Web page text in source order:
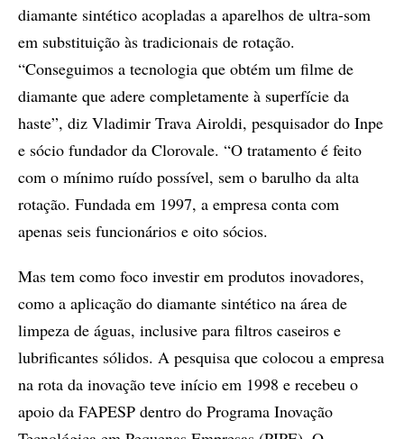
diamante sintético acopladas a aparelhos de ultra-som
em substituição às tradicionais de rotação.
“Conseguimos a tecnologia que obtém um filme de
diamante que adere completamente à superfície da
haste”, diz Vladimir Trava Airoldi, pesquisador do Inpe
e sócio fundador da Clorovale. “O tratamento é feito
com o mínimo ruído possível, sem o barulho da alta
rotação. Fundada em 1997, a empresa conta com
apenas seis funcionários e oito sócios.
Mas tem como foco investir em produtos inovadores,
como a aplicação do diamante sintético na área de
limpeza de águas, inclusive para filtros caseiros e
lubrificantes sólidos. A pesquisa que colocou a empresa
na rota da inovação teve início em 1998 e recebeu o
apoio da FAPESP dentro do Programa Inovação